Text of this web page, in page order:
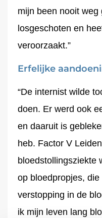
mijn been nooit
losgeschoten en
veroorzaakt.”
Erfelijke
“De internist wilde
doen. Er werd ook
en daaruit is
heb. Factor V
bloedstollingsziekte
op bloedpropjes,
verstopping in de
ik mijn leven lang